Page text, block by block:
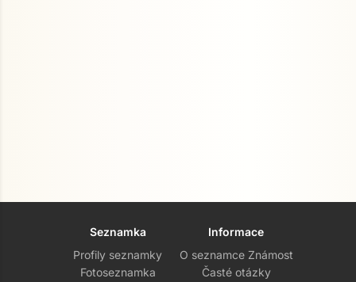
Seznamka
Profily seznamky
Fotoseznamka
Informace
O seznamce Známost
Časté otázky